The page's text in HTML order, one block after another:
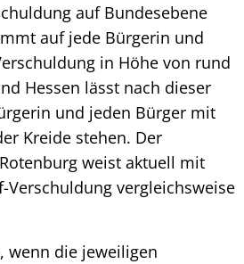
auf Bundesebene
auf jede Bürgerin und
in Höhe von rund
Hessen lässt nach dieser
und jeden Bürger mit
Kreide stehen. Der
weist aktuell mit
Verschuldung vergleichsweise
wenn die jeweiligen